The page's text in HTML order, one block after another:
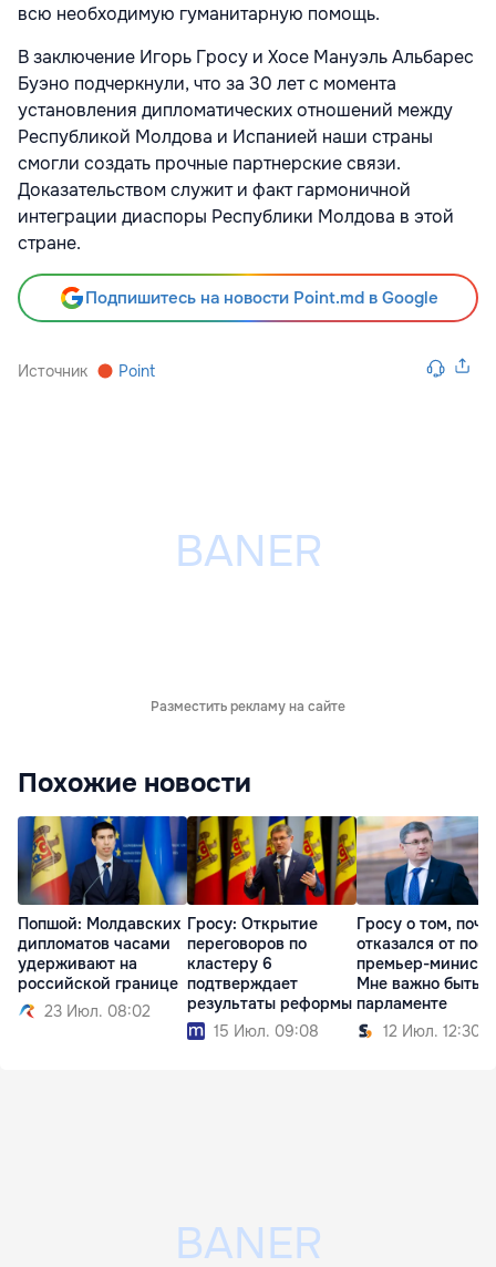
всю необходимую гуманитарную помощь.
В заключение Игорь Гросу и Хосе Мануэль Альбарес
Буэно подчеркнули, что за 30 лет с момента
установления дипломатических отношений между
Республикой Молдова и Испанией наши страны
смогли создать прочные партнерские связи.
Доказательством служит и факт гармоничной
интеграции диаспоры Республики Молдова в этой
стране.
Подпишитесь на новости Point.md в Google
Источник Point
Разместить рекламу на сайте
Похожие новости
Попшой: Молдавских
дипломатов часами
удерживают на
российской границе
23 Июл. 08:02
Гросу: Открытие
переговоров по
кластеру 6
подтверждает
результаты реформы
15 Июл. 09:08
Гросу о том,
отказался от
премьер-
Мне важно быть в
парламенте
12 Июл. 12:30